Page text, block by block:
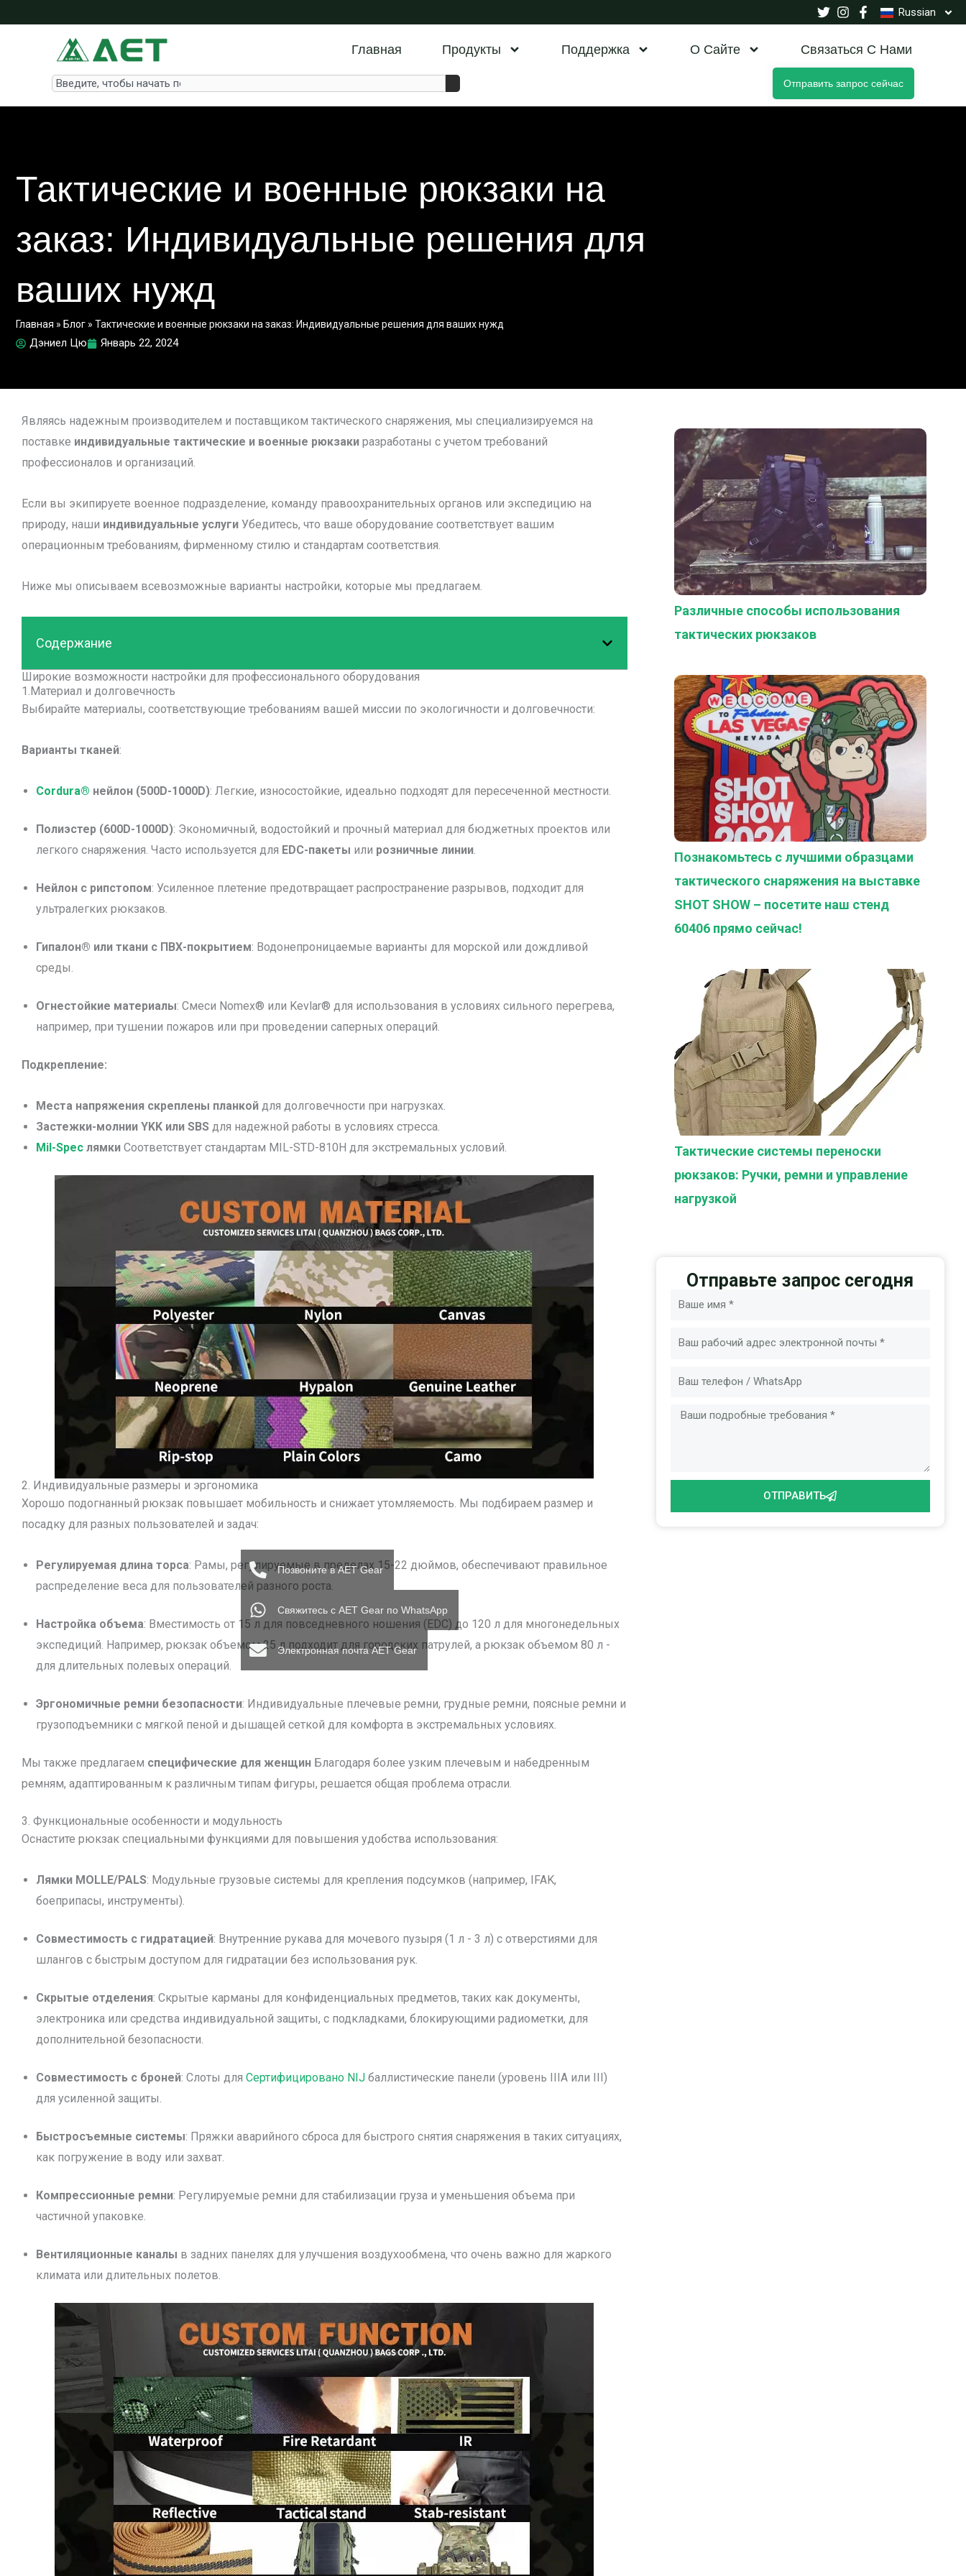
к
содержимому
Russian
Главная Продукты Поддержка О Сайте Связаться С Нами
Search Отправить запрос сейчас
Тактические и военные рюкзаки на
заказ: Индивидуальные решения для
ваших нужд
Главная » Блог » Тактические и военные рюкзаки на заказ: Индивидуальные решения для ваших нужд
Дэниел Цю Январь 22, 2024
Являясь надежным производителем и поставщиком тактического снаряжения, мы специализируемся на
поставке индивидуальные тактические и военные рюкзаки разработаны с учетом требований
профессионалов и организаций.
Если вы экипируете военное подразделение, команду правоохранительных органов или экспедицию на
природу, наши индивидуальные услуги Убедитесь, что ваше оборудование соответствует вашим
операционным требованиям, фирменному стилю и стандартам соответствия.
Ниже мы описываем всевозможные варианты настройки, которые мы предлагаем.
Содержание
Широкие возможности настройки для профессионального оборудования
1.Материал и долговечность
Выбирайте материалы, соответствующие требованиям вашей миссии по экологичности и долговечности:
Варианты тканей:
Cordura® нейлон (500D-1000D): Легкие, износостойкие, идеально подходят для пересеченной местности.
Полиэстер (600D-1000D): Экономичный, водостойкий и прочный материал для бюджетных проектов или
легкого снаряжения. Часто используется для EDC-пакеты или розничные линии.
Нейлон с рипстопом: Усиленное плетение предотвращает распространение разрывов, подходит для
ультралегких рюкзаков.
Гипалон® или ткани с ПВХ-покрытием: Водонепроницаемые варианты для морской или дождливой
среды.
Огнестойкие материалы: Смеси Nomex® или Kevlar® для использования в условиях сильного перегрева,
например, при тушении пожаров или при проведении саперных операций.
Подкрепление:
Места напряжения скреплены планкой для долговечности при нагрузках.
Застежки-молнии YKK или SBS для надежной работы в условиях стресса.
Mil-Spec лямки Соответствует стандартам MIL-STD-810H для экстремальных условий.
2. Индивидуальные размеры и эргономика
Хорошо подогнанный рюкзак повышает мобильность и снижает утомляемость. Мы подбираем размер и
посадку для разных пользователей и задач:
Регулируемая длина торса: Рамы, регулируемые в пределах 15-22 дюймов, обеспечивают правильное
распределение веса для пользователей разного роста.
Настройка объема: Вместимость от 15 л для повседневного ношения (EDC) до 120 л для многонедельных
экспедиций. Например, рюкзак объемом 25 л подходит для городских патрулей, а рюкзак объемом 80 л -
для длительных полевых операций.
Эргономичные ремни безопасности: Индивидуальные плечевые ремни, грудные ремни, поясные ремни и
грузоподъемники с мягкой пеной и дышащей сеткой для комфорта в экстремальных условиях.
Мы также предлагаем специфические для женщин Благодаря более узким плечевым и набедренным
ремням, адаптированным к различным типам фигуры, решается общая проблема отрасли.
3. Функциональные особенности и модульность
Оснастите рюкзак специальными функциями для повышения удобства использования:
Лямки MOLLE/PALS: Модульные грузовые системы для крепления подсумков (например, IFAK,
боеприпасы, инструменты).
Совместимость с гидратацией: Внутренние рукава для мочевого пузыря (1 л - 3 л) с отверстиями для
шлангов с быстрым доступом для гидратации без использования рук.
Скрытые отделения: Скрытые карманы для конфиденциальных предметов, таких как документы,
электроника или средства индивидуальной защиты, с подкладками, блокирующими радиометки, для
дополнительной безопасности.
Совместимость с броней: Слоты для Сертифицировано NIJ баллистические панели (уровень IIIA или III)
для усиленной защиты.
Быстросъемные системы: Пряжки аварийного сброса для быстрого снятия снаряжения в таких ситуациях,
как погружение в воду или захват.
Компрессионные ремни: Регулируемые ремни для стабилизации груза и уменьшения объема при
частичной упаковке.
Вентиляционные каналы в задних панелях для улучшения воздухообмена, что очень важно для жаркого
климата или длительных полетов.
Различные способы использования
тактических рюкзаков
Познакомьтесь с лучшими образцами
тактического снаряжения на выставке
SHOT SHOW – посетите наш стенд
60406 прямо сейчас!
Тактические системы переноски
рюкзаков: Ручки, ремни и управление
нагрузкой
Отправьте запрос сегодня
Имя
Электронная
Сообщение
ОТПРАВИТЬ
Позвоните в AET Gear
Свяжитесь с AET Gear по WhatsApp
Электронная почта AET Gear